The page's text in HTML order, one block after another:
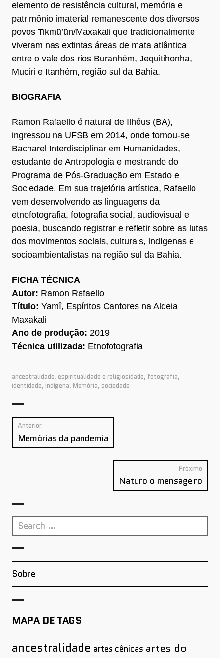
elemento de resistência cultural, memória e
patrimônio imaterial remanescente dos diversos
povos Tikmũ’ũn/Maxakali que tradicionalmente
viveram nas extintas áreas de mata atlântica
entre o vale dos rios Buranhém, Jequitihonha,
Muciri e Itanhém, região sul da Bahia.
BIOGRAFIA
Ramon Rafaello é natural de Ilhéus (BA),
ingressou na UFSB em 2014, onde tornou-se
Bacharel Interdisciplinar em Humanidades,
estudante de Antropologia e mestrando do
Programa de Pós-Graduação em Estado e
Sociedade. Em sua trajetória artística, Rafaello
vem desenvolvendo as linguagens da
etnofotografia, fotografia social, audiovisual e
poesia, buscando registrar e refletir sobre as lutas
dos movimentos sociais, culturais, indígenas e
socioambientalistas na região sul da Bahia.
FICHA TÉCNICA
Autor: Ramon Rafaello
Título: Yamî, Espíritos Cantores na Aldeia
Maxakali
Ano de produção: 2019
Técnica utilizada: Etnofotografia
ancestralidade, espiritualidade e religiosidade, fotografia,
identidade, indígena, Memória, sociedade
Post
navigation
Anterior
Anterior:
Memórias da pandemia
Próximo
Naturo o mensageiro
Search
for:
Sobre
MAPA DE TAGS
ancestralidade artes cênicas artes do